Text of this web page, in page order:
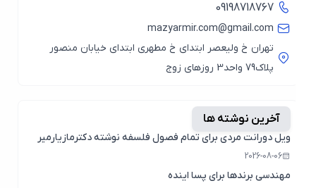
09198718767
mazyarmir.com@gmail.com
تهران خ ولیعصر ابتدای خ مطهری ابتدای خیابان منصور
آخرین نوشته ها
ویل دورانت مردی برای تمام فصول فلسفه نوشته دکترمازیارمیر
2026-08-06
مهندسی برندها برای پسا اینده